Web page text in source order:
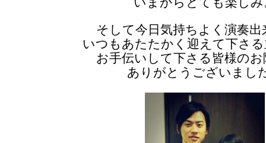
そして今日気持ちよく演奏出
いつもあたたかく迎えて下さ
お手伝いして下さる皆様の
ありがとうございまし